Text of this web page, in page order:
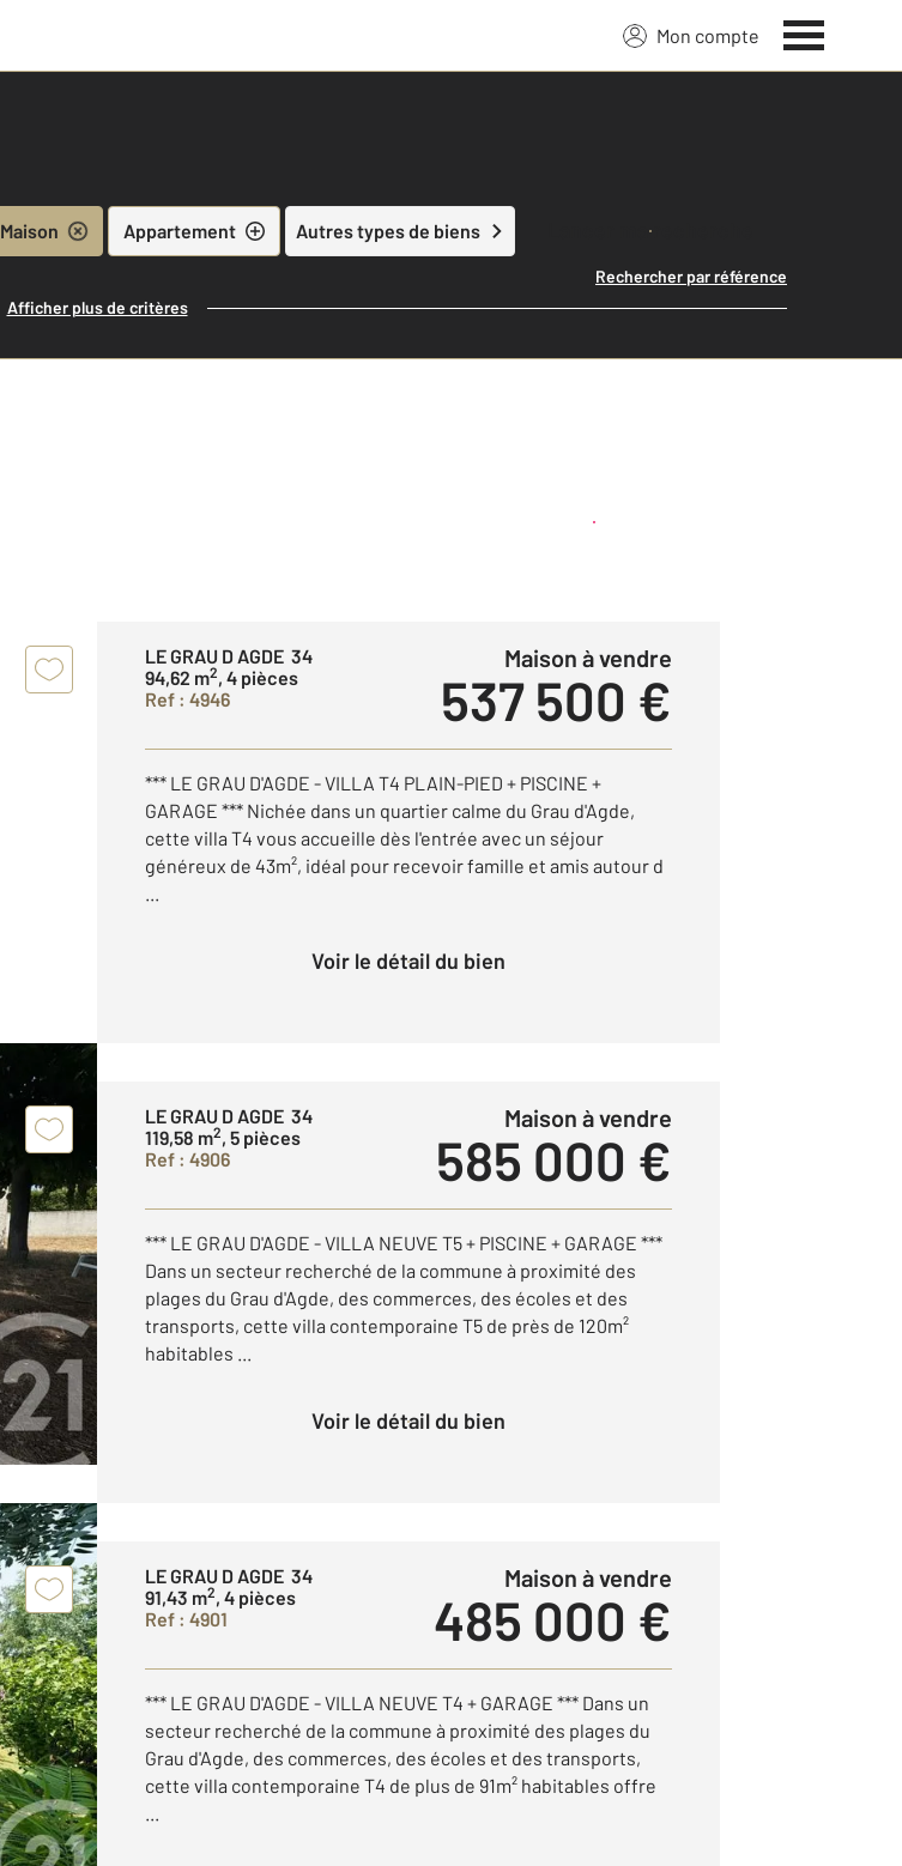
Mon compte
Maison Appartement Autres types de biens Lancer ma recherche
Rechercher par référence
Afficher plus de critères
Créer une alerte
LE GRAU D AGDE 34
94,62 m2, 4 pièces
Ref : 4946
Maison à vendre
537 500 €
*** LE GRAU D'AGDE - VILLA T4 PLAIN-PIED + PISCINE +
GARAGE *** Nichée dans un quartier calme du Grau d'Agde,
cette villa T4 vous accueille dès l'entrée avec un séjour
généreux de 43m², idéal pour recevoir famille et amis autour d
...
Voir le détail du bien
LE GRAU D AGDE 34
119,58 m2, 5 pièces
Ref : 4906
Maison à vendre
585 000 €
*** LE GRAU D'AGDE - VILLA NEUVE T5 + PISCINE + GARAGE ***
Dans un secteur recherché de la commune à proximité des
plages du Grau d'Agde, des commerces, des écoles et des
transports, cette villa contemporaine T5 de près de 120m²
habitables ...
Voir le détail du bien
LE GRAU D AGDE 34
91,43 m2, 4 pièces
Ref : 4901
Maison à vendre
485 000 €
*** LE GRAU D'AGDE - VILLA NEUVE T4 + GARAGE *** Dans un
secteur recherché de la commune à proximité des plages du
Grau d'Agde, des commerces, des écoles et des transports,
cette villa contemporaine T4 de plus de 91m² habitables offre
...